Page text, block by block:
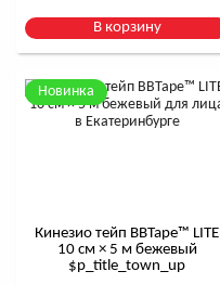
В корзину
Новинка
Кинезио тейп BBTape™ LITE
10 см × 5 м бежевый
$р_title_town_up